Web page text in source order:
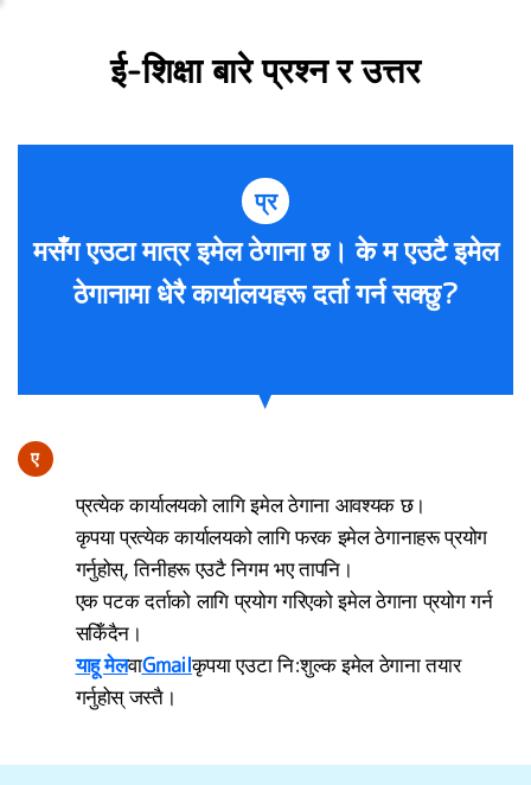
ई-शिक्षा बारे प्रश्न र उत्तर
प्र
मसँग एउटा मात्र इमेल ठेगाना छ। के म एउटै इमेल
ठेगानामा धेरै कार्यालयहरू दर्ता गर्न सक्छु?
ए
प्रत्येक कार्यालयको लागि इमेल ठेगाना आवश्यक छ।
कृपया प्रत्येक कार्यालयको लागि फरक इमेल ठेगानाहरू प्रयोग
गर्नुहोस्, तिनीहरू एउटै निगम भए तापनि।
एक पटक दर्ताको लागि प्रयोग गरिएको इमेल ठेगाना प्रयोग गर्न
सकिँदैन।
याहू मेलवाGmailकृपया एउटा नि:शुल्क इमेल ठेगाना तयार
गर्नुहोस् जस्तै।